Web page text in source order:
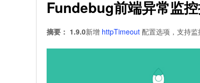
Fundebug前端异常监
摘要： 1.9.0新增 httpTimeout 配置选项，支持